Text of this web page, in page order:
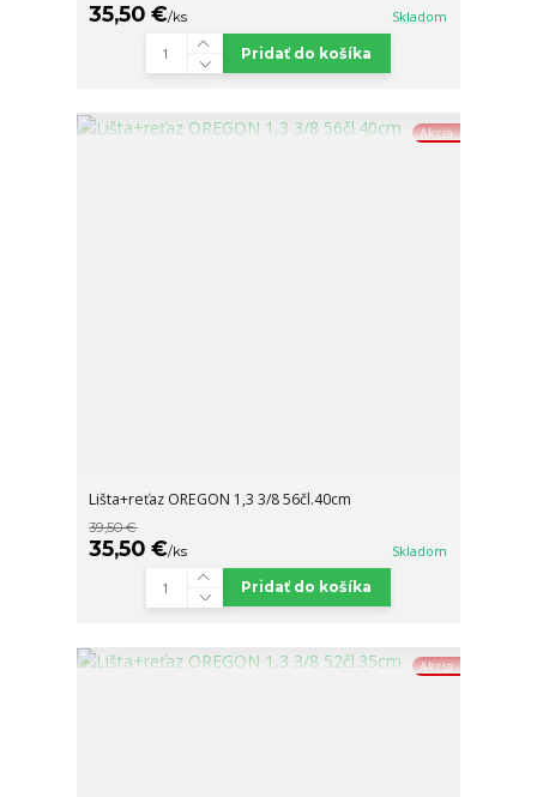
35,50 €/ks Skladom
Pridať do košíka
Akcia
Lišta+reťaz OREGON 1,3 3/8 56čl.40cm
39,50 €
35,50 €/ks Skladom
Pridať do košíka
Akcia